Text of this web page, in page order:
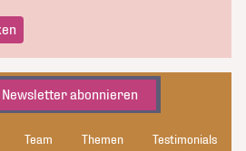
Newsletter abonnieren
Team Themen Testimonials